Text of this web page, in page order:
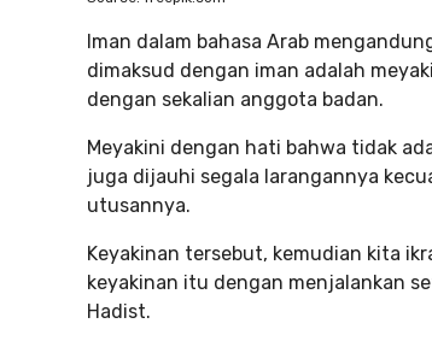
Iman dalam bahasa Arab
dimaksud dengan iman adalah
dengan sekalian anggota badan.
Meyakini dengan hati bahwa tidak
juga dijauhi segala larangannya
utusannya.
Keyakinan tersebut, kemudian kita
keyakinan itu dengan menjalankan
Hadist.